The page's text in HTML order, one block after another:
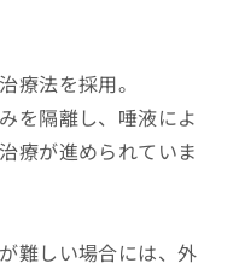
療法を採用。
を隔離し、唾液によ
療が進められていま
難しい場合には、外